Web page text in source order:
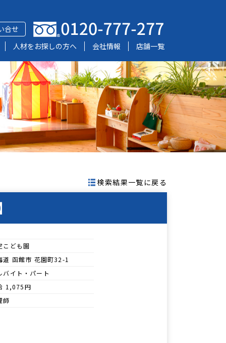
合せ
人材をお探しの方へ
会社情報 店舗一覧
検索結果一覧に戻る
こども園
道 函館市 花園町32-1
バイト・パート
1,075円
師